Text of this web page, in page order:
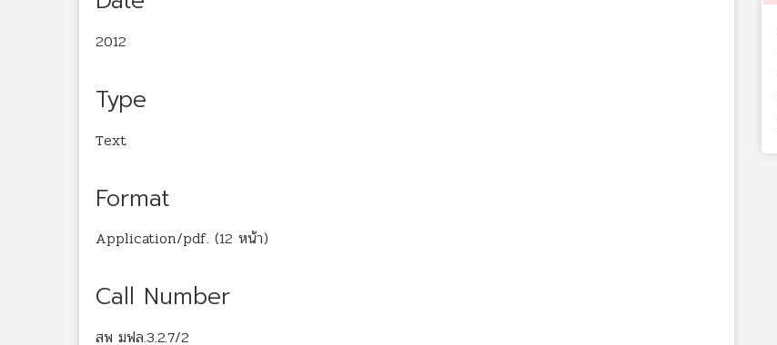
2012
Type
Text
Format
Application/pdf. (12 หน้า)
Call Number
สพ มฟล.3.2.7/2